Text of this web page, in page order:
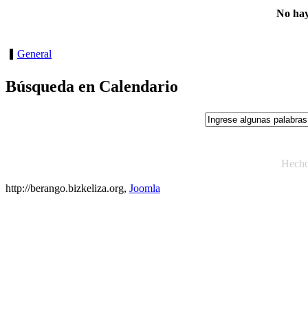
No
General
Búsqueda en Calendario
http://berango.bizkeliza.org, Joomla